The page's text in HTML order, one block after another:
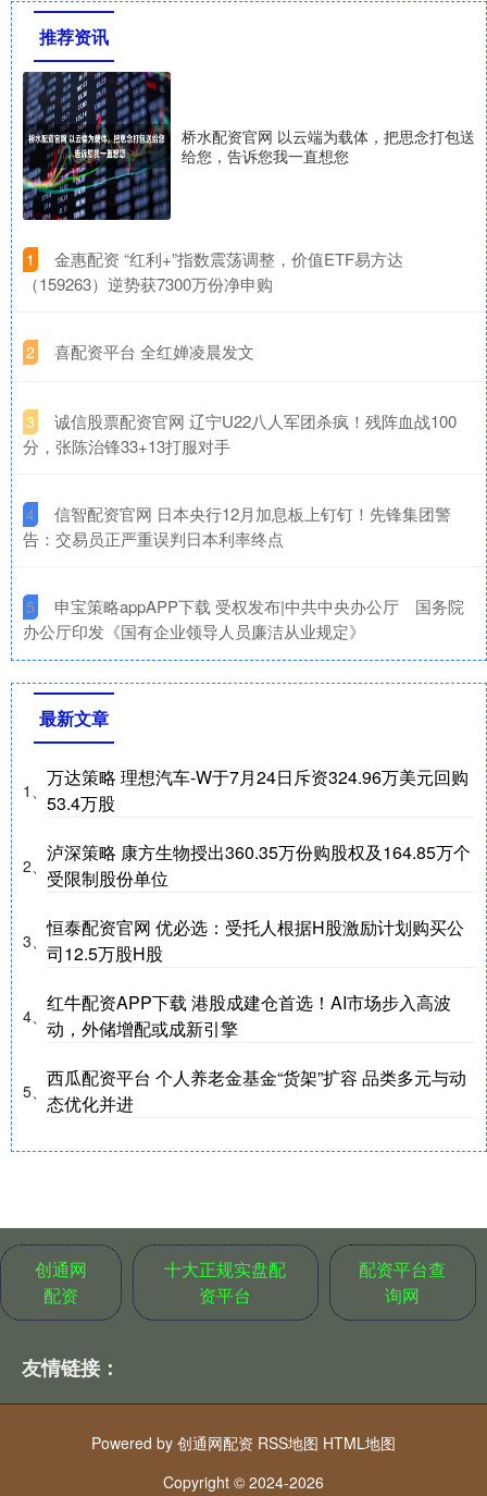
推荐资讯
桥水配资官网 以云端为载体，把思念打包送
给您，告诉您我一直想您
1
​金惠配资 “红利+”指数震荡调整，价值ETF易方达
（159263）逆势获7300万份净申购
2 ​喜配资平台 全红婵凌晨发文
3
​诚信股票配资官网 辽宁U22八人军团杀疯！残阵血战100
分，张陈治锋33+13打服对手
4
​信智配资官网 日本央行12月加息板上钉钉！先锋集团警
告：交易员正严重误判日本利率终点
5
​申宝策略appAPP下载 受权发布|中共中央办公厅 国务院
办公厅印发《国有企业领导人员廉洁从业规定》
最新文章
1、
万达策略 理想汽车-W于7月24日斥资324.96万美元回购
53.4万股
2、
泸深策略 康方生物授出360.35万份购股权及164.85万个
受限制股份单位
3、
恒泰配资官网 优必选：受托人根据H股激励计划购买公
司12.5万股H股
4、
红牛配资APP下载 港股成建仓首选！AI市场步入高波
动，外储增配或成新引擎
5、
西瓜配资平台 个人养老金基金“货架”扩容 品类多元与动
态优化并进
创通网
配资
十大正规实盘配
资平台
配资平台查
询网
友情链接：
Powered by 创通网配资 RSS地图 HTML地图
Copyright © 2024-2026